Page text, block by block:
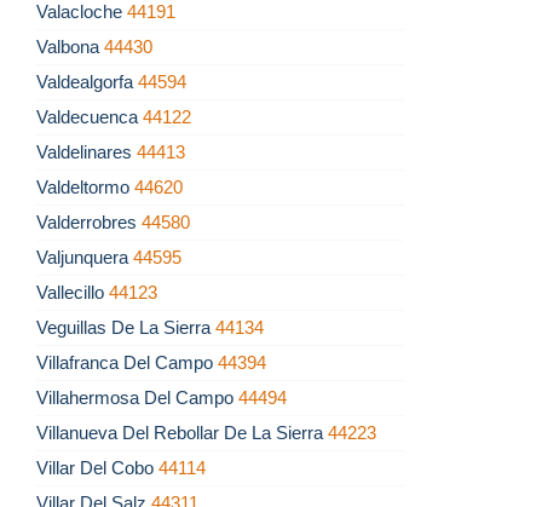
Valacloche 44191
Valbona 44430
Valdealgorfa 44594
Valdecuenca 44122
Valdelinares 44413
Valdeltormo 44620
Valderrobres 44580
Valjunquera 44595
Vallecillo 44123
Veguillas De La Sierra 44134
Villafranca Del Campo 44394
Villahermosa Del Campo 44494
Villanueva Del Rebollar De La Sierra 44223
Villar Del Cobo 44114